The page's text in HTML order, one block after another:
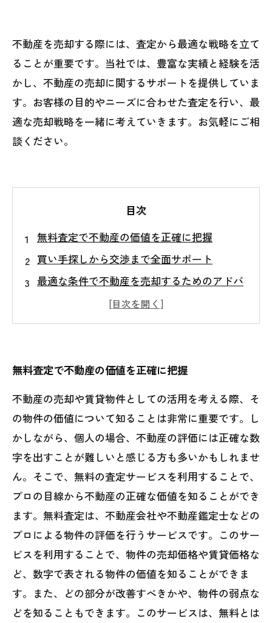
不動産を売却する際には、査定から最適な戦略を立て
ることが重要です。当社では、豊富な実績と経験を活
かし、不動産の売却に関するサポートを提供していま
す。お客様の目的やニーズに合わせた査定を行い、最
適な売却戦略を一緒に考えていきます。お気軽にご相
談ください。
目次
無料査定で不動産の価値を正確に把握
買い手探しから交渉まで全面サポート
最適な条件で不動産を売却するためのアドバ
不動産売却に関する疑問・質問に丁寧にお答
無料査定で不動産の価値を正確に把握
不動産の売却や賃貸物件としての活用を考える際、そ
の物件の価値について知ることは非常に重要です。し
かしながら、個人の場合、不動産の評価には正確な数
字を出すことが難しいと感じる方も多いかもしれませ
ん。そこで、無料の査定サービスを利用することで、
プロの目線から不動産の正確な価値を知ることができ
ます。無料査定は、不動産会社や不動産鑑定士などの
プロによる物件の評価を行うサービスです。このサー
ビスを利用することで、物件の売却価格や賃貸価格な
ど、数字で表される物件の価値を知ることができま
す。また、どの部分が改善すべきかや、物件の弱点な
どを知ることもできます。このサービスは、無料とは